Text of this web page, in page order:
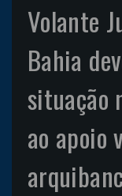
Volante
Bahia
situação
ao apoio